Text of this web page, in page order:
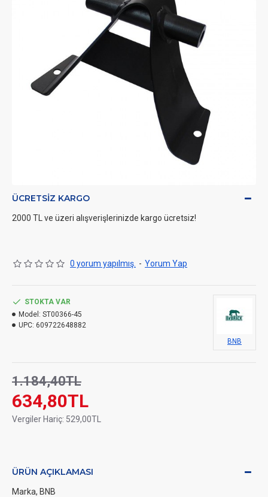
ÜCRETSIZ KARGO
2000 TL ve üzeri alışverişlerinizde kargo ücretsiz!
0 yorum yapılmış. - Yorum Yap
634,80TL
1.184,40TL
Vergiler Hariç: 529,00TL
STOKTA VAR
Model: ST00366-45
UPC: 609722648882
BNB
ÜRÜN AÇIKLAMASI
Marka, BNB